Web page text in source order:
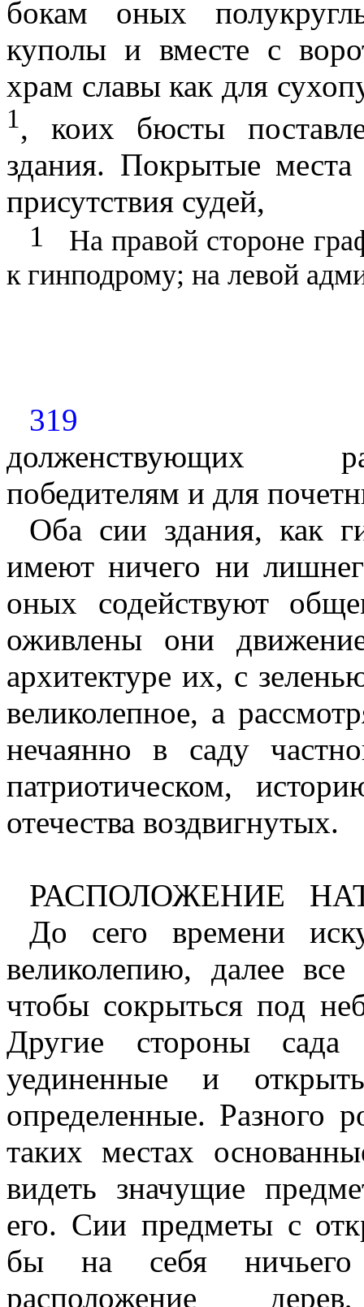
бокам оных
куполы и вместе с
храм славы как для
1, коих бюсты
здания. Покрытые
присутствия судей,
1
На правой стороне
к гинподрому; на левой
319
долженствующих
победителям и для
Оба сии здания, как
имеют ничего ни
оных содействуют
оживлены они
архитектуре их, с
великолепное, а
нечаянно в саду
патриотическом,
отечества воздвигнутых.
РАСПОЛОЖЕНИЕ
До сего времени
великолепию, далее
чтобы сокрыться под
Другие стороны
уединенные и
определенные. Разного
таких местах
видеть значущие
его. Сии предметы с
бы на себя ничьего
расположение